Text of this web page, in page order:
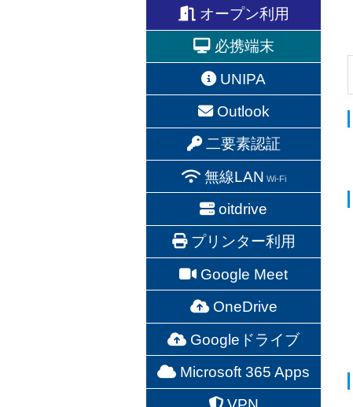
オープン利用
必携端末
UNIPA
Outlook
二要素認証
無線LAN Wi-Fi
oitdrive
プリンター利用
Google Meet
OneDrive
Googleドライブ
Microsoft 365 Apps